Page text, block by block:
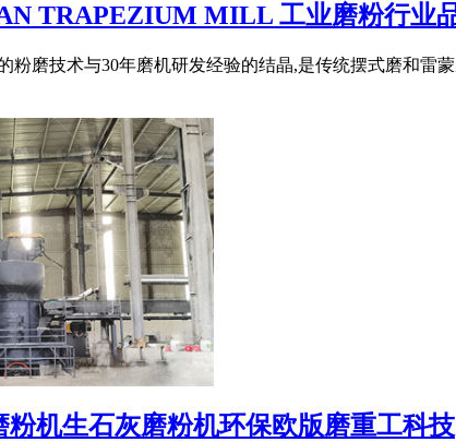
TRAPEZIUM MILL 工业磨粉行业
粉磨技术与30年磨机研发经验的结晶,是传统摆式磨和雷
机生石灰磨粉机环保欧版磨重工科技